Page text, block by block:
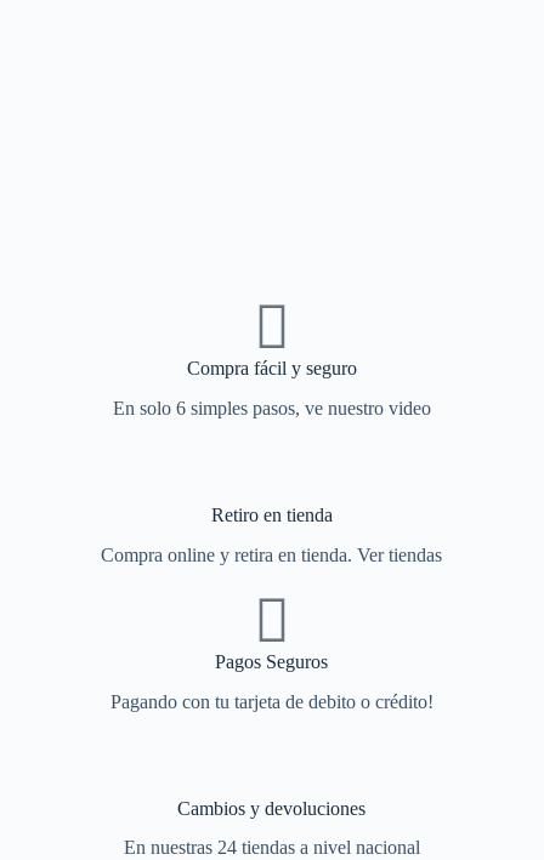
Compra fácil y seguro
En solo 6 simples pasos, ve nuestro video
Retiro en tienda
Compra online y retira en tienda. Ver tiendas
Pagos Seguros
Pagando con tu tarjeta de debito o crédito!
Cambios y devoluciones
En nuestras 24 tiendas a nivel nacional